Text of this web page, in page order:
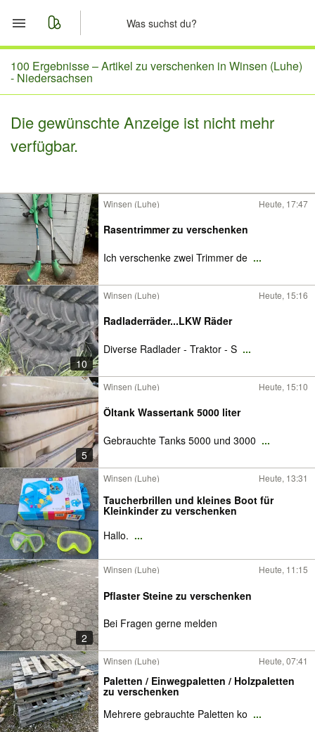
Start
Merkliste
Nachrichten
100 Ergebnisse –Artikel zu verschenken in Winsen (Luhe)
- Niedersachsen
Die gewünschte Anzeige ist nicht mehr
verfügbar.
Winsen (Luhe) Heute, 17:47
Rasentrimmer zu verschenken
Ich verschenke zwei Trimmer de ...
10
Winsen (Luhe) Heute, 15:16
Radladerräder...LKW Räder
Diverse Radlader - Traktor - S ...
5
Winsen (Luhe) Heute, 15:10
Öltank Wassertank 5000 liter
Gebrauchte Tanks 5000 und 3000 ...
Winsen (Luhe) Heute, 13:31
Taucherbrillen und kleines Boot für
Kleinkinder zu verschenken
Hallo. ...
2
Winsen (Luhe) Heute, 11:15
Pflaster Steine zu verschenken
Bei Fragen gerne melden
Winsen (Luhe) Heute, 07:41
Paletten / Einwegpaletten / Holzpaletten
zu verschenken
Mehrere gebrauchte Paletten ko ...